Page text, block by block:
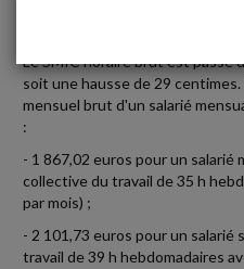
Le SMIC horaire brut est passé
soit une hausse de 29
mensuel brut d'un salarié
:
- 1 867,02 euros pour un salarié
collective du travail de 35 h
par mois) ;
- 2 101,73 euros pour un salarié
travail de 39 h hebdomadaires